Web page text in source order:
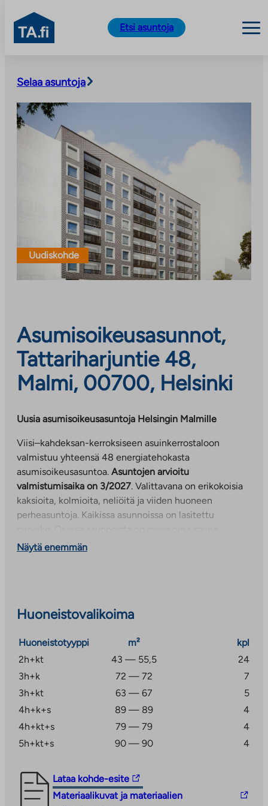
sisältöön
TA.fi
Etsi asuntoja
Selaa asuntoja
Uudiskohde
Asumisoikeusasunnot,
Tattariharjuntie 48,
Malmi, 00700, Helsinki
Uusia asumisoikeusasuntoja Helsingin Malmille
Viisi–kahdeksan-kerroksiseen asuinkerrostaloon
valmistuu yhteensä 48 energiatehokasta
asumisoikeusasuntoa. Asuntojen arvioitu
valmistumisaika on 3/2027. Valittavana on erikokoisia
kaksioita, kolmioita, neliöitä ja viiden huoneen
perheasuntoja. Kaikissa asunnoissa on lasitettu
Asukkaiden yhteiskäytössä on pesula, kuivaushuone,
2h+kt, 43,0-55,5 m²
asumisoikeusmaksut alkaen 25985€ – 32265€ ja
käyttövastike alkaen 699€ – 868€
3h+kt, 63,0-67,0 m²
asumisoikeusmaksut alkaen 37853€ – 38545€ ja
käyttövastike alkaen 1018€ – 1037€
3h+k, 72,0 m²
käyttövastike alkaen 1057€ – 1124€
Näytä enemmän
Huoneistovalikoima
Huoneistotyyppi m²
kpl
2h+kt
43 — 55,5
24
3h+k
72 — 72
7
3h+kt
63 — 67
5
4h+k+s
89 — 89
4
4h+kt+s
79 — 79
4
5h+kt+s
90 — 90 4
Lataa kohde-esite
Linkki
vie
Materiaalikuvat ja materiaalien
Linkki